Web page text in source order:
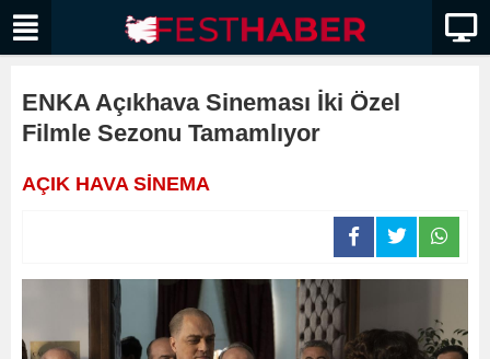
ENKA Açıkhava Sineması İki Özel
Filmle Sezonu Tamamlıyor
AÇIK HAVA SİNEMA